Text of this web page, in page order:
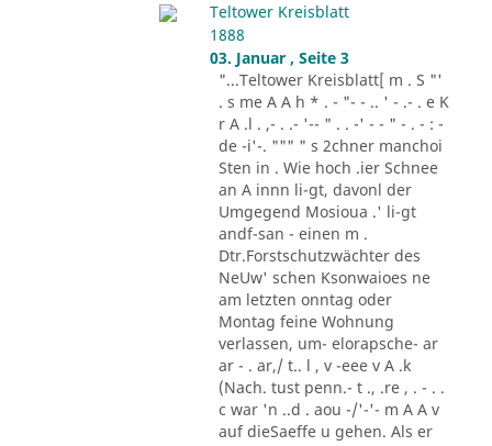
Teltower Kreisblatt
1888
03. Januar , Seite 3
"...Teltower Kreisblatt[ m . S "'
. s me A A h * . - "- - .. ' - .- . e K
r A .l . ,- . .- '-- " . . -' - - " - . - : -
de -i'-. """ " s 2chner manchoi
Sten in . Wie hoch .ier Schnee
an A innn li-gt, davonl der
Umgegend Mosioua .' li-gt
andf-san - einen m .
Dtr.Forstschutzwächter des
NeUw' schen Ksonwaioes ne
am letzten onntag oder
Montag feine Wohnung
verlassen, um- elorapsche- ar
ar - . ar,/ t.. l , v -eee v A .k
(Nach. tust penn.- t ., .re , . - . .
c war 'n ..d . aou -/'-'- m A A v
auf dieSaeffe u gehen. Als er